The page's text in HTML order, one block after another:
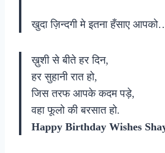
खुदा ज़िन्दगी मे इतना हँसाए
ख़ुशी से बीते हर दिन,
हर सुहानी रात हो,
जिस तरफ आपके कदम पड़े,
वहा फूलो की बरसात हो.
Happy Birthday Wishes